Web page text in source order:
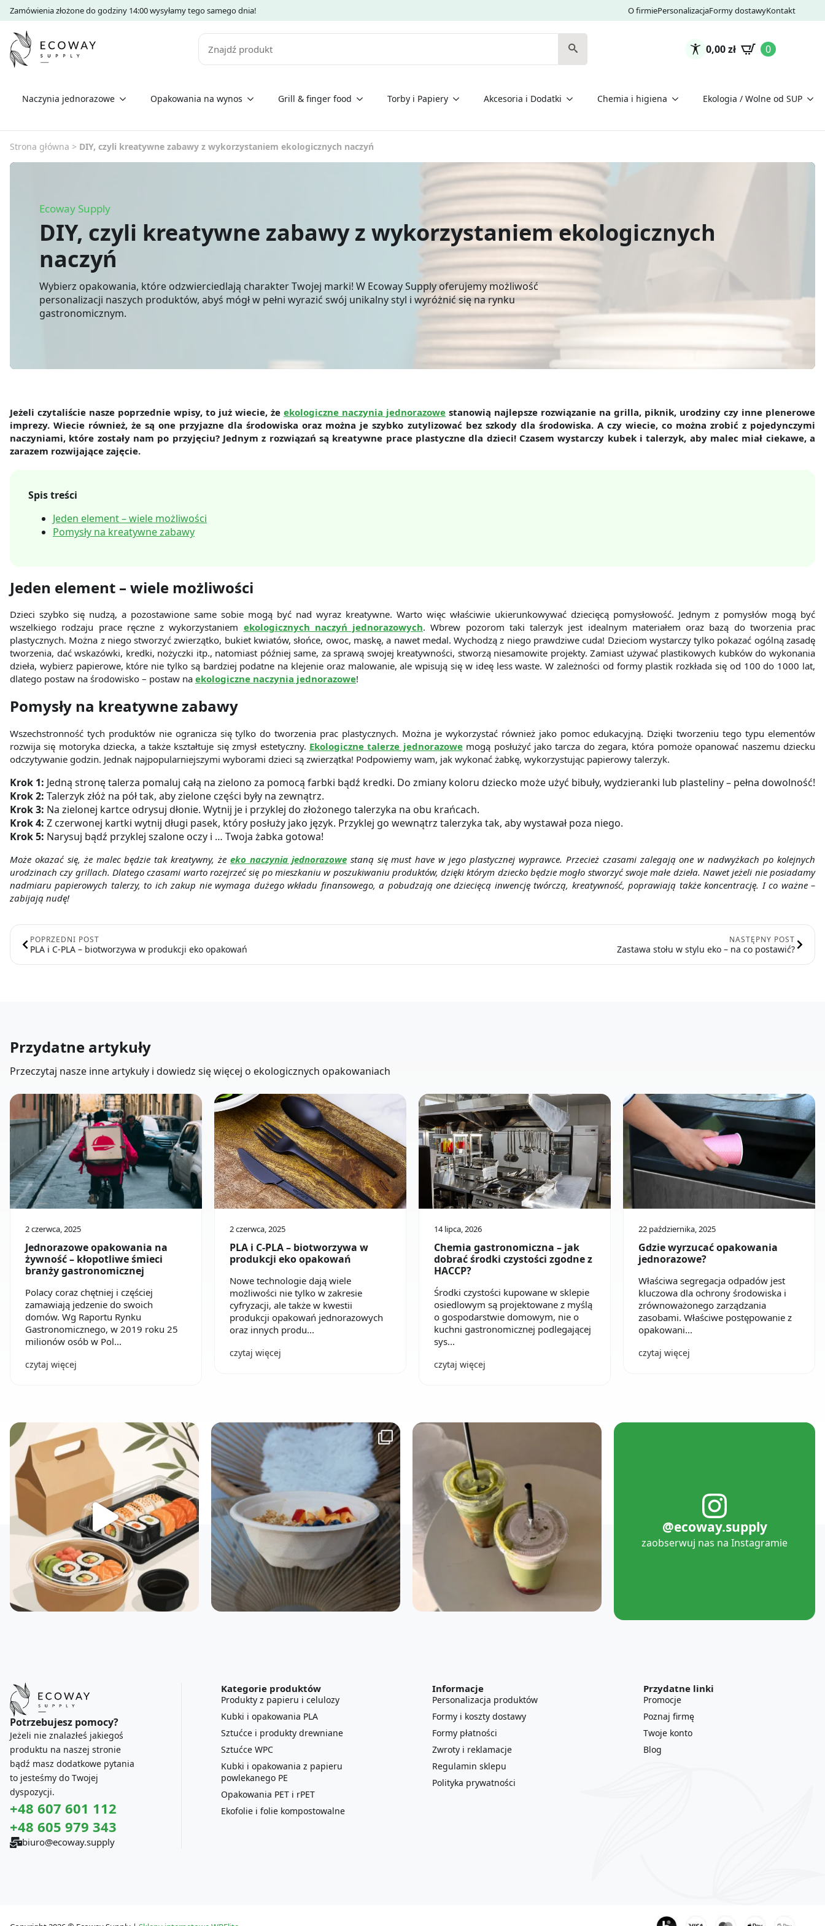
Zamówienia złożone do godziny 14:00 wysyłamy tego samego dnia! O firmiePersonalizacjaFormy dostawyKontakt
Szukaj
0,00zł 0
Naczynia jednorazowe Opakowania na wynos Grill & finger food Torby i Papiery Akcesoria i Dodatki Chemia i higiena Ekologia / Wolne od SUP
Strona główna > DIY, czyli kreatywne zabawy z wykorzystaniem ekologicznych naczyń
Ecoway Supply
DIY, czyli kreatywne zabawy z wykorzystaniem ekologicznych
naczyń
Wybierz opakowania, które odzwierciedlają charakter Twojej marki! W Ecoway Supply oferujemy możliwość
personalizacji naszych produktów, abyś mógł w pełni wyrazić swój unikalny styl i wyróżnić się na rynku
gastronomicznym.
Jeżeli czytaliście nasze poprzednie wpisy, to już wiecie, że ekologiczne naczynia jednorazowe stanowią najlepsze rozwiązanie na grilla, piknik, urodziny czy inne plenerowe
imprezy. Wiecie również, że są one przyjazne dla środowiska oraz można je szybko zutylizować bez szkody dla środowiska. A czy wiecie, co można zrobić z pojedynczymi
naczyniami, które zostały nam po przyjęciu? Jednym z rozwiązań są kreatywne prace plastyczne dla dzieci! Czasem wystarczy kubek i talerzyk, aby malec miał ciekawe, a
zarazem rozwijające zajęcie.
Spis treści
Jeden element – wiele możliwości
Pomysły na kreatywne zabawy
Jeden element – wiele możliwości
Dzieci szybko się nudzą, a pozostawione same sobie mogą być nad wyraz kreatywne. Warto więc właściwie ukierunkowywać dziecięcą pomysłowość. Jednym z pomysłów mogą być
wszelkiego rodzaju prace ręczne z wykorzystaniem ekologicznych naczyń jednorazowych. Wbrew pozorom taki talerzyk jest idealnym materiałem oraz bazą do tworzenia prac
plastycznych. Można z niego stworzyć zwierzątko, bukiet kwiatów, słońce, owoc, maskę, a nawet medal. Wychodzą z niego prawdziwe cuda! Dzieciom wystarczy tylko pokazać ogólną zasadę
tworzenia, dać wskazówki, kredki, nożyczki itp., natomiast później same, za sprawą swojej kreatywności, stworzą niesamowite projekty. Zamiast używać plastikowych kubków do wykonania
dzieła, wybierz papierowe, które nie tylko są bardziej podatne na klejenie oraz malowanie, ale wpisują się w ideę less waste. W zależności od formy plastik rozkłada się od 100 do 1000 lat,
dlatego postaw na środowisko – postaw na ekologiczne naczynia jednorazowe!
Pomysły na kreatywne zabawy
Wszechstronność tych produktów nie ogranicza się tylko do tworzenia prac plastycznych. Można je wykorzystać również jako pomoc edukacyjną. Dzięki tworzeniu tego typu elementów
rozwija się motoryka dziecka, a także kształtuje się zmysł estetyczny. Ekologiczne talerze jednorazowemogą posłużyć jako tarcza do zegara, która pomoże opanować naszemu dziecku
odczytywanie godzin. Jednak najpopularniejszymi wyborami dzieci są zwierzątka! Podpowiemy wam, jak wykonać żabkę, wykorzystując papierowy talerzyk.
Krok 1: Jedną stronę talerza pomaluj całą na zielono za pomocą farbki bądź kredki. Do zmiany koloru dziecko może użyć bibuły, wydzieranki lub plasteliny – pełna dowolność!
Krok 2: Talerzyk złóż na pół tak, aby zielone części były na zewnątrz.
Krok 3: Na zielonej kartce odrysuj dłonie. Wytnij je i przyklej do złożonego talerzyka na obu krańcach.
Krok 4: Z czerwonej kartki wytnij długi pasek, który posłuży jako język. Przyklej go wewnątrz talerzyka tak, aby wystawał poza niego.
Krok 5: Narysuj bądź przyklej szalone oczy i … Twoja żabka gotowa!
Może okazać się, że malec będzie tak kreatywny, że eko naczynia jednorazowestaną się must have w jego plastycznej wyprawce. Przecież czasami zalegają one w nadwyżkach po kolejnych
urodzinach czy grillach. Dlatego czasami warto rozejrzeć się po mieszkaniu w poszukiwaniu produktów, dzięki którym dziecko będzie mogło stworzyć swoje małe dzieła. Nawet jeżeli nie posiadamy
nadmiaru papierowych talerzy, to ich zakup nie wymaga dużego wkładu finansowego, a pobudzają one dziecięcą inwencję twórczą, kreatywność, poprawiają także koncentrację. I co ważne –
zabijają nudę!
POPRZEDNI POST
PLA i C-PLA – biotworzywa w produkcji eko opakowań
NASTĘPNY POST
Zastawa stołu w stylu eko – na co postawić?
Przydatne artykuły
Przeczytaj nasze inne artykuły i dowiedz się więcej o ekologicznych opakowaniach
2 czerwca, 2025
Jednorazowe opakowania na
żywność – kłopotliwe śmieci
branży gastronomicznej
Polacy coraz chętniej i częściej
zamawiają jedzenie do swoich
domów. Wg Raportu Rynku
Gastronomicznego, w 2019 roku 25
milionów osób w Pol...
czytaj więcej
2 czerwca, 2025
PLA i C-PLA – biotworzywa w
produkcji eko opakowań
Nowe technologie dają wiele
możliwości nie tylko w zakresie
cyfryzacji, ale także w kwestii
produkcji opakowań jednorazowych
oraz innych produ...
czytaj więcej
14 lipca, 2026
Chemia gastronomiczna – jak
dobrać środki czystości zgodne z
HACCP?
Środki czystości kupowane w sklepie
osiedlowym są projektowane z myślą
o gospodarstwie domowym, nie o
kuchni gastronomicznej podlegającej
sys...
czytaj więcej
22 października, 2025
Gdzie wyrzucać opakowania
jednorazowe?
Właściwa segregacja odpadów jest
kluczowa dla ochrony środowiska i
zrównoważonego zarządzania
zasobami. Właściwe postępowanie z
opakowani...
czytaj więcej
@ecoway.supply
zaobserwuj nas na Instagramie
Potrzebujesz pomocy?
Jeżeli nie znalazłeś jakiegoś
produktu na naszej stronie
bądź masz dodatkowe pytania
to jesteśmy do Twojej
dyspozycji.
+48 607 601 112
+48 605 979 343
biuro@ecoway.supply
Kategorie produktów
Produkty z papieru i celulozy
Kubki i opakowania PLA
Sztućce i produkty drewniane
Sztućce WPC
Kubki i opakowania z papieru
powlekanego PE
Opakowania PET i rPET
Ekofolie i folie kompostowalne
Informacje
Personalizacja produktów
Formy i koszty dostawy
Formy płatności
Zwroty i reklamacje
Regulamin sklepu
Polityka prywatności
Przydatne linki
Promocje
Poznaj firmę
Twoje konto
Blog